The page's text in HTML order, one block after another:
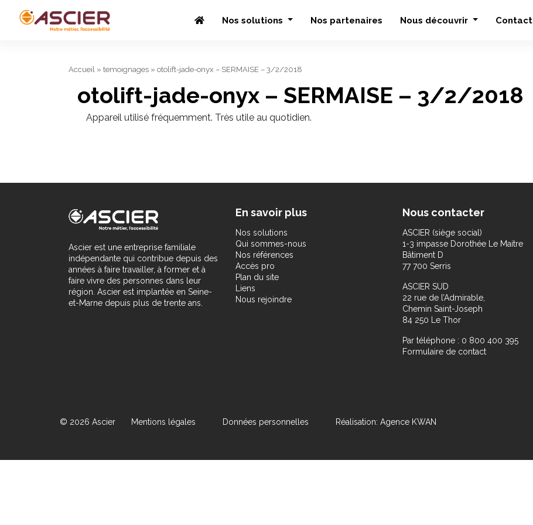
Nos solutions Nos partenaires Nous découvrir Contact
Accueil » temoignages » otolift-jade-onyx – SERMAISE – 3/2/2018
otolift-jade-onyx – SERMAISE – 3/2/2018
Appareil utilisé fréquemment. Très utile au quotidien.
Ascier est une entreprise familiale
indépendante qui contribue depuis des
années à faire travailler, à former et à
faire vivre des personnes dans leur
région. Ascier est implantée en Seine-
et-Marne depuis plus de trente ans.
En savoir plus
Nos solutions
Qui sommes-nous
Nos références
Accès pro
Plan du site
Liens
Nous rejoindre
Nous contacter
ASCIER (siège social)
1-3 impasse Dorothée Le Maitre
Bâtiment D
77 700 Serris
ASCIER SUD
22 rue de l’Admirable,
Chemin Saint-Joseph
84 250 Le Thor
Par téléphone : 0 800 400 395
Formulaire de contact
© 2026 Ascier Mentions légales Données personnelles Réalisation: Agence KWAN